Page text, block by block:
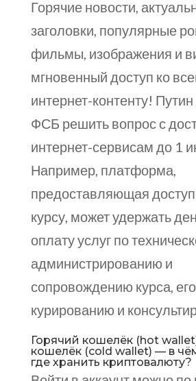
Горячие новости,
заголовки, популярные
фильмы, изображения и
мгновенный доступ ко
интернет-контенту!
ФСБ решить вопрос с
интернет-сервисам до 1
Например, платформа,
предоставляющая
курсу, может удержать
оплату услуг по
администрированию и
сопровождению курса, его
курированию и
Горячий кошелёк (hot
кошелёк (cold wallet) — в
где хранить криптовалюту?